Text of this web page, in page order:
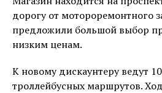
дорогу от мотороремонтного
предложили большой выбор
низким ценам.
К новому дискаунтеру ведут
троллейбусных маршрутов.